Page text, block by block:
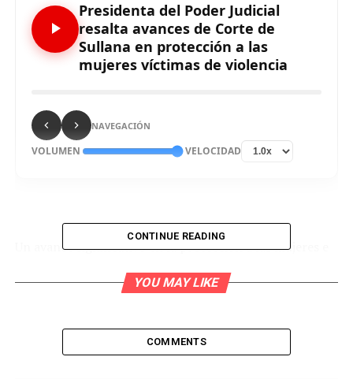
Presidenta del Poder Judicial
resalta avances de Corte de
Sullana en protección a las
mujeres víctimas de violencia
NAVEGACIÓN
VOLUMEN VELOCIDAD
Un avance significativo en la protección a las mujeres e
logrado la Corte Superior de Sullana en estos primeros
CONTINUE READING
YOU MAY LIKE
COMMENTS